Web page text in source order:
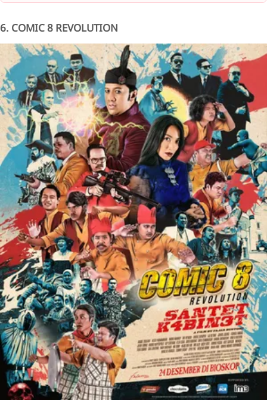
6. COMIC 8 REVOLUTION